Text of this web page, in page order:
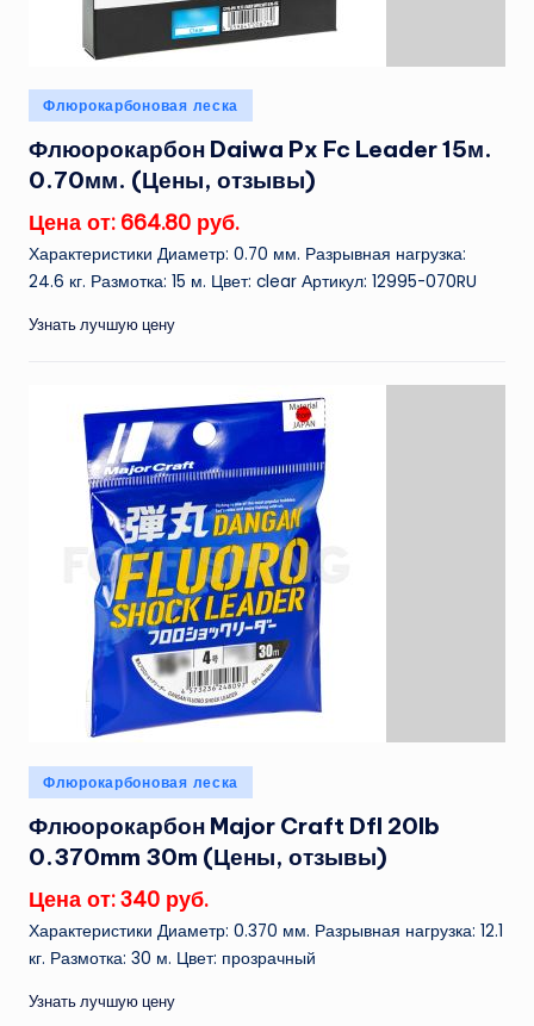
Опубликовано
в
Флюрокарбоновая леска
Флюорокарбон Daiwa Px Fc Leader 15м.
0.70мм. (Цены, отзывы)
Цена от: 664.80 руб.
Характеристики Диаметр: 0.70 мм. Разрывная нагрузка:
24.6 кг. Размотка: 15 м. Цвет: clear Артикул: 12995-070RU
Узнать лучшую цену
Опубликовано
в
Флюрокарбоновая леска
Флюорокарбон Major Craft Dfl 20lb
0.370mm 30m (Цены, отзывы)
Цена от: 340 руб.
Характеристики Диаметр: 0.370 мм. Разрывная нагрузка: 12.1
кг. Размотка: 30 м. Цвет: прозрачный
Узнать лучшую цену